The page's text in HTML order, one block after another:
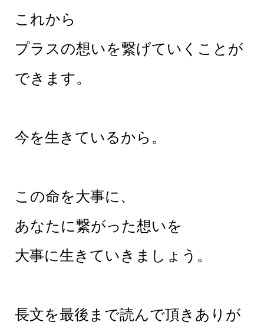
これから
プラスの想いを繋げていくことが
できます。
今を生きているから。
この命を大事に、
あなたに繋がった想いを
大事に生きていきましょう。
長文を最後まで読んで頂きありが